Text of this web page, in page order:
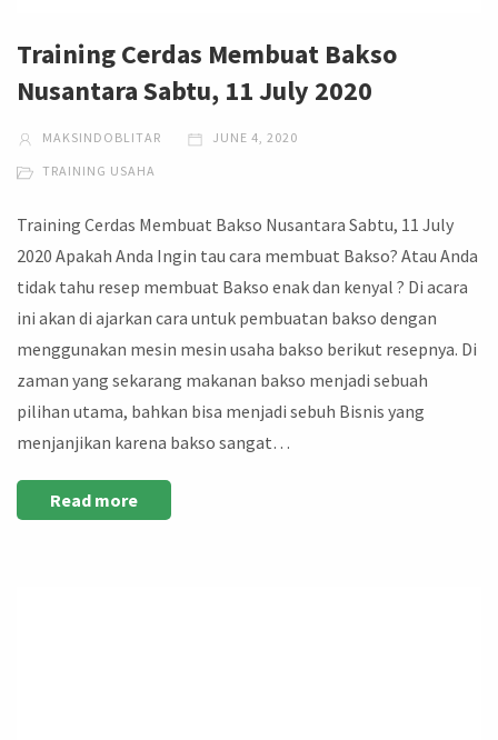
Training Cerdas Membuat Bakso
Nusantara Sabtu, 11 July 2020
MAKSINDOBLITAR JUNE 4, 2020
TRAINING USAHA
Training Cerdas Membuat Bakso Nusantara Sabtu, 11 July
2020 Apakah Anda Ingin tau cara membuat Bakso? Atau Anda
tidak tahu resep membuat Bakso enak dan kenyal ? Di acara
ini akan di ajarkan cara untuk pembuatan bakso dengan
menggunakan mesin mesin usaha bakso berikut resepnya. Di
zaman yang sekarang makanan bakso menjadi sebuah
pilihan utama, bahkan bisa menjadi sebuh Bisnis yang
menjanjikan karena bakso sangat…
Read more